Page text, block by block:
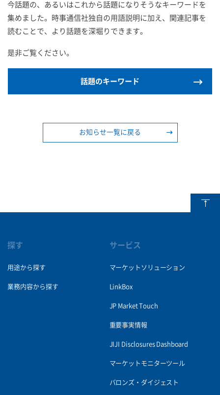
今話題の、あるいはこれから話題になりそうなキーワードを
集めました。時事通信社独自の用語説明に加え、関連記事を
読むことで、より話題を深堀りできます。
是非ご覧ください。
話題のキーワード
お知らせ一覧に戻る
探す
用途から探す
業務内容から探す
サービス
マーケットソリューション
LinkBox
JP Market Touch
重要事実情報
JIJI Disclosures Dashboard
マーケットモニターツール
バロンズ・ダイジェスト